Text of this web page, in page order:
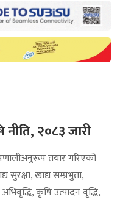
नीति, २०८३ जारी
तयार गरिएको
सुरक्षा, खाद्य सम्प्रभुता,
कृषि उत्पादन वृद्धि,